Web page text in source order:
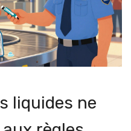
liquides ne